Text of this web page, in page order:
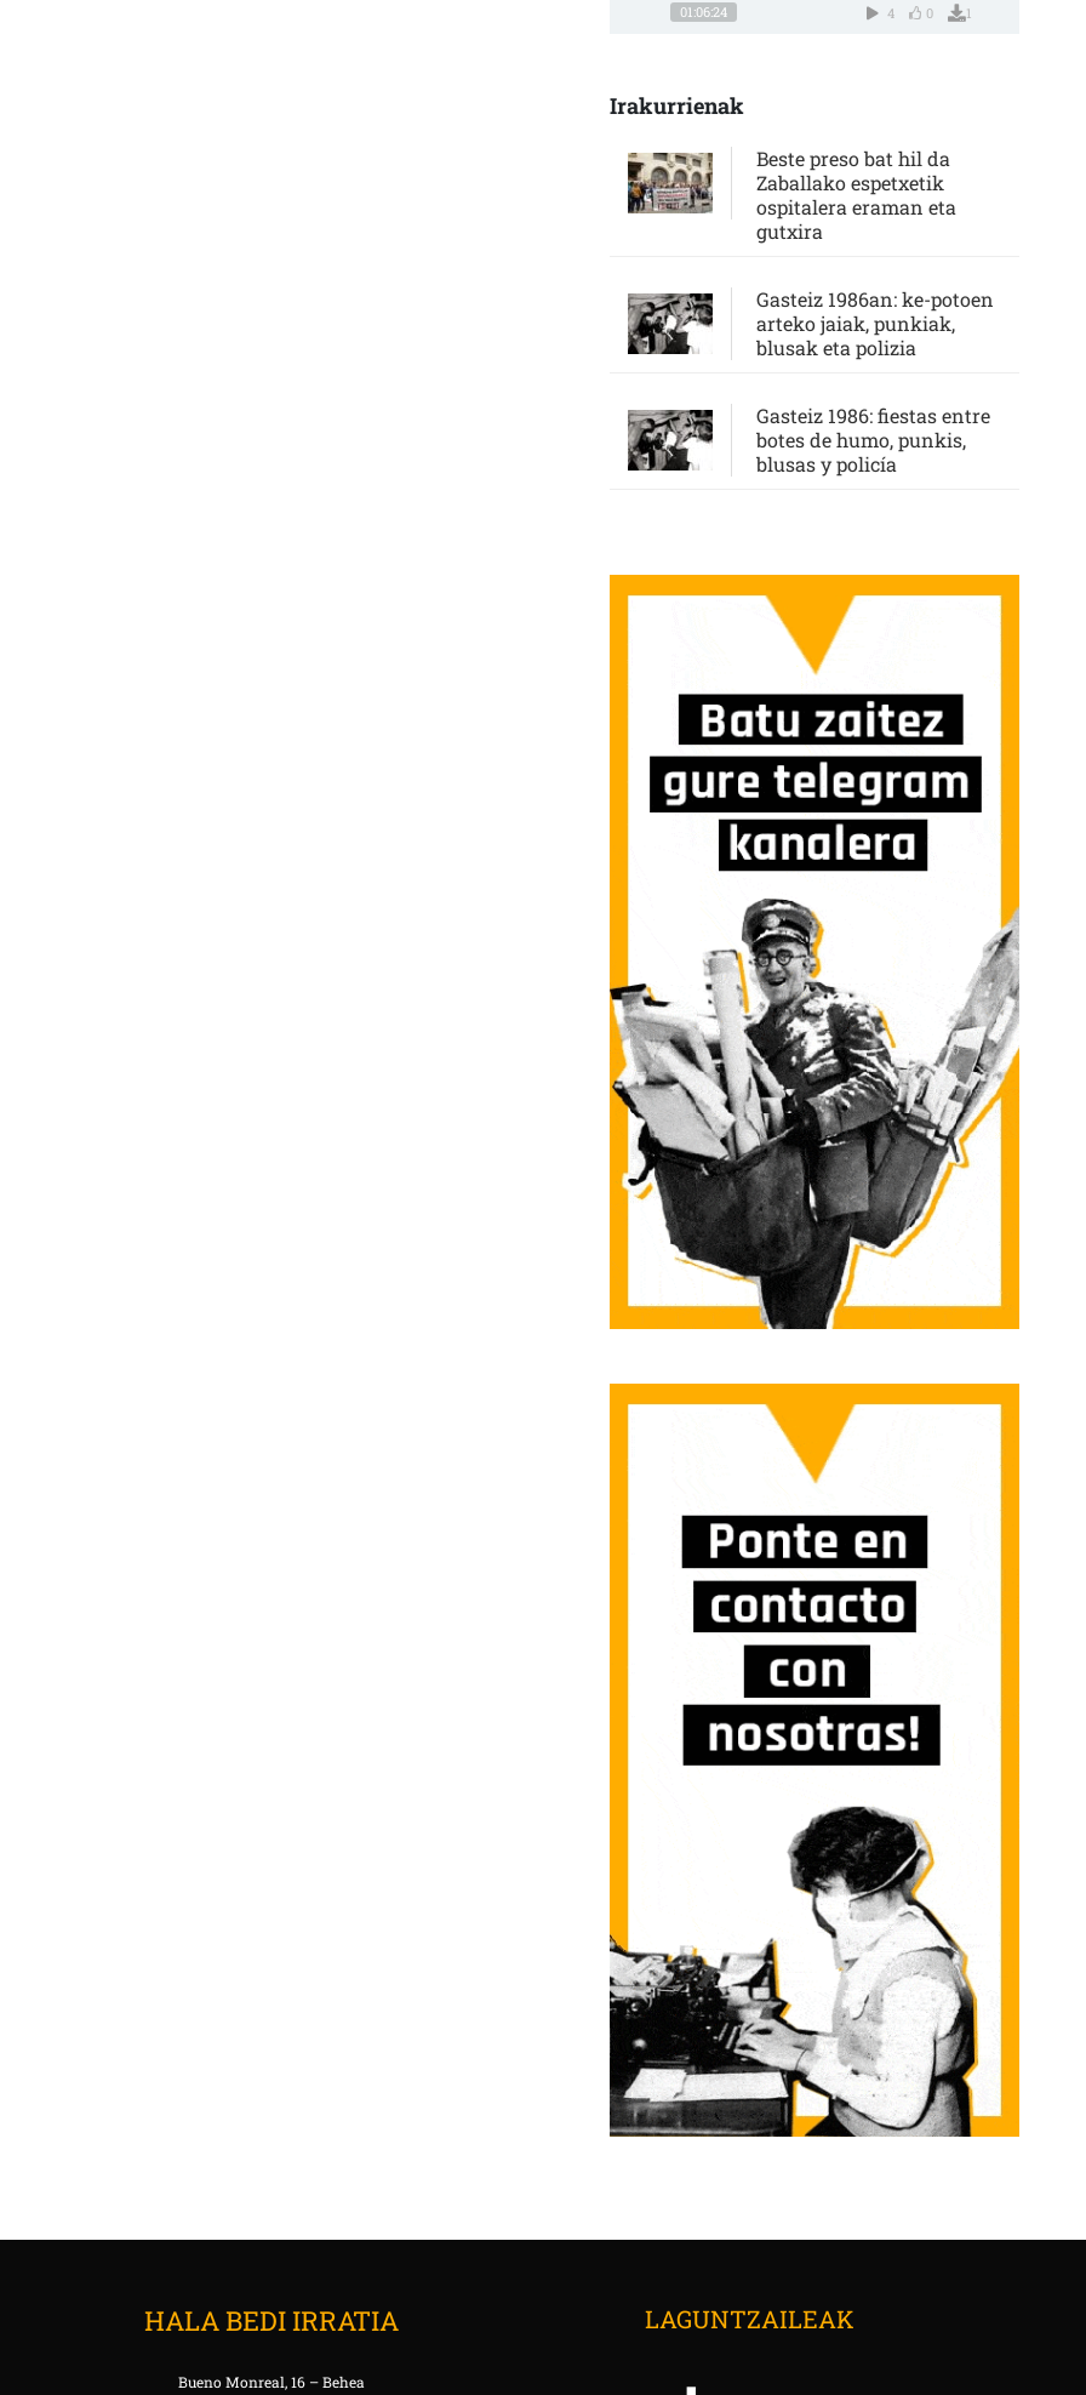
01:06:24 4 0 1
Irakurrienak
Beste preso bat hil da
Zaballako espetxetik
ospitalera eraman eta
gutxira
Gasteiz 1986an: ke-potoen
arteko jaiak, punkiak,
blusak eta polizia
Gasteiz 1986: fiestas entre
botes de humo, punkis,
blusas y policía
HALA BEDI IRRATIA
Bueno Monreal, 16 – Behea
LAGUNTZAILEAK